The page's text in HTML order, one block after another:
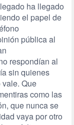
ha llegado
el papel de
pública al
respondían al
sin quienes
Que
como las
que nunca se
vaya por otro